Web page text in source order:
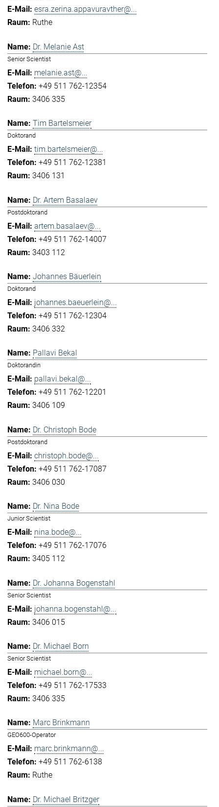
esra.zerina.appavuravther@...
Ruthe
Dr. Melanie Ast
Senior Scientist
melanie.ast@...
+49 511 762-12354
3406 335
Tim Bartelsmeier
Doktorand
tim.bartelsmeier@...
+49 511 762-12381
3406 131
Dr. Artem Basalaev
Postdoktorand
artem.basalaev@...
+49 511 762-14007
3403 112
Johannes Bäuerlein
Doktorand
johannes.baeuerlein@...
+49 511 762-12304
3406 332
Pallavi Bekal
Doktorandin
pallavi.bekal@...
+49 511 762-12201
3406 109
Dr. Christoph Bode
Postdoktorand
christoph.bode@...
+49 511 762-17087
3406 030
Dr. Nina Bode
Junior Scientist
nina.bode@...
+49 511 762-17076
3405 112
Dr. Johanna Bogenstahl
Senior Scientist
johanna.bogenstahl@...
3406 015
Dr. Michael Born
Senior Scientist
michael.born@...
+49 511 762-17533
3406 335
Marc Brinkmann
GEO600-Operator
marc.brinkmann@...
+49 511 762-6138
Ruthe
Dr. Michael Britzger